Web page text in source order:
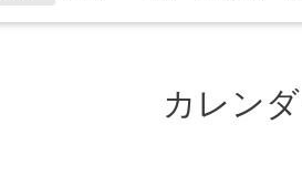
カレン